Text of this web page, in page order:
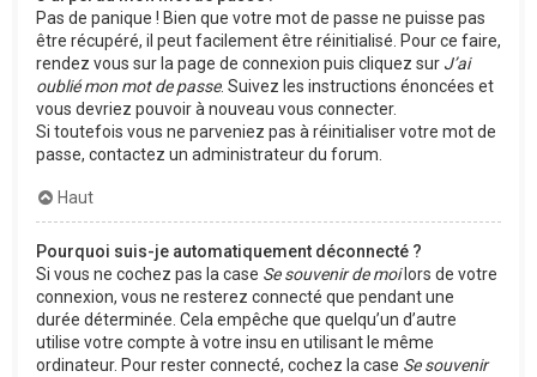
Pas de panique ! Bien que votre mot de passe ne puisse pas
être récupéré, il peut facilement être réinitialisé. Pour ce faire,
rendez vous sur la page de connexion puis cliquez sur J’ai
oublié mon mot de passe. Suivez les instructions énoncées et
vous devriez pouvoir à nouveau vous connecter.
Si toutefois vous ne parveniez pas à réinitialiser votre mot de
passe, contactez un administrateur du forum.
Haut
Pourquoi suis-je automatiquement déconnecté ?
Si vous ne cochez pas la case Se souvenir de moilors de votre
connexion, vous ne resterez connecté que pendant une
durée déterminée. Cela empêche que quelqu’un d’autre
utilise votre compte à votre insu en utilisant le même
ordinateur. Pour rester connecté, cochez la case Se souvenir